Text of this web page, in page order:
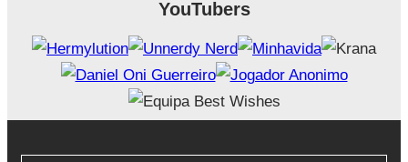
YouTubers